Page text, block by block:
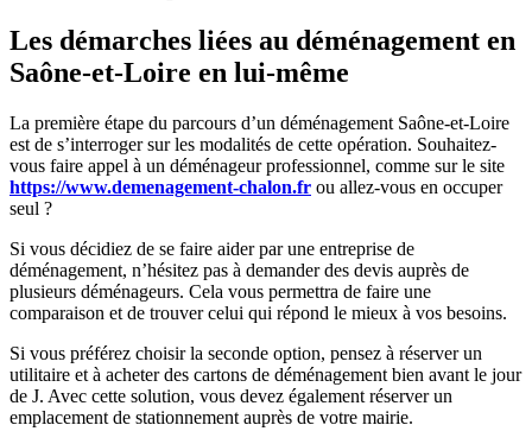
Les démarches liées au déménagement en
Saône-et-Loire en lui-même
La première étape du parcours d’un déménagement Saône-et-Loire
est de s’interroger sur les modalités de cette opération. Souhaitez-
vous faire appel à un déménageur professionnel, comme sur le site
https://www.demenagement-chalon.fr ou allez-vous en occuper
seul ?
Si vous décidiez de se faire aider par une entreprise de
déménagement, n’hésitez pas à demander des devis auprès de
plusieurs déménageurs. Cela vous permettra de faire une
comparaison et de trouver celui qui répond le mieux à vos besoins.
Si vous préférez choisir la seconde option, pensez à réserver un
utilitaire et à acheter des cartons de déménagement bien avant le jour
de J. Avec cette solution, vous devez également réserver un
emplacement de stationnement auprès de votre mairie.